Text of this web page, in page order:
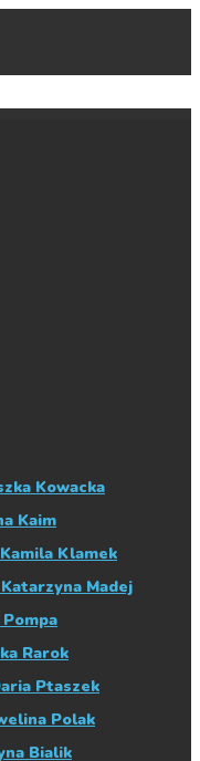
Kowacka
Kaim
Klamek
Madej
Rarok
Ptaszek
Polak
Bialik